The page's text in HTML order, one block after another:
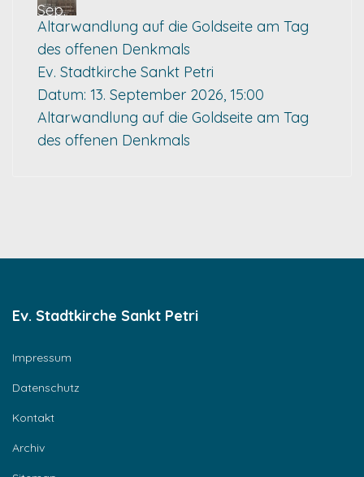
Sep.
Altarwandlung auf die Goldseite am Tag
des offenen Denkmals
Ev. Stadtkirche Sankt Petri
Datum: 13. September 2026, 15:00
Altarwandlung auf die Goldseite am Tag
des offenen Denkmals
Ev. Stadtkirche Sankt Petri
Impressum
Datenschutz
Kontakt
Archiv